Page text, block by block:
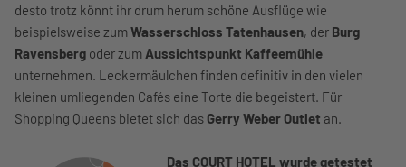
desto trotz könnt ihr drum herum schöne Ausflüge wie
beispielsweise zumWasserschloss Tatenhausen, der Burg
Ravensberg oder zum Aussichtspunkt Kaffeemühle
unternehmen. Leckermäulchen finden definitiv in den vielen
kleinen umliegenden Cafés eine Torte die begeistert. Für
Shopping Queens bietet sich das Gerry Weber Outlet an.
Das COURT HOTEL wurde getestet